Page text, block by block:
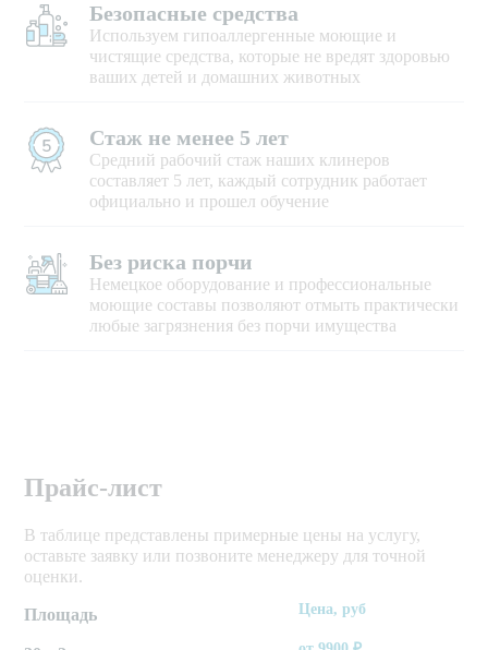
Безопасные средства
Используем гипоаллергенные моющие и
чистящие средства, которые не вредят здоровью
ваших детей и домашних животных
Стаж не менее 5 лет
Средний рабочий стаж наших клинеров
составляет 5 лет, каждый сотрудник работает
официально и прошел обучение
Без риска порчи
Немецкое оборудование и профессиональные
моющие составы позволяют отмыть практически
любые загрязнения без порчи имущества
Прайс-лист
В таблице представлены примерные цены на услугу,
оставьте заявку или позвоните менеджеру для точной
оценки.
Площадь Цена, руб